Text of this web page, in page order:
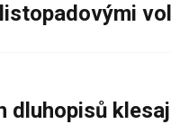
dluhopisů